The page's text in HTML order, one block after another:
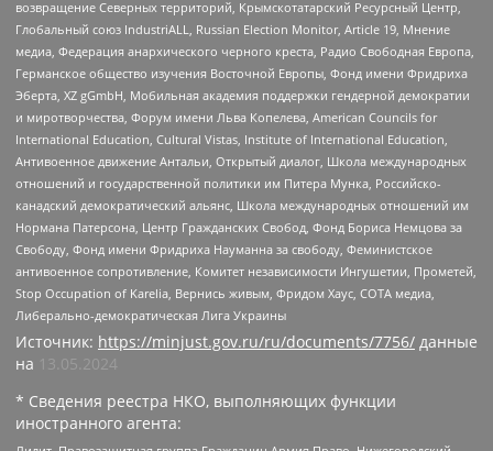
возвращение Северных территорий, Крымскотатарский Ресурсный Центр,
Глобальный союз IndustriALL, Russian Election Monitor, Article 19, Мнение
медиа, Федерация анархического черного креста, Радио Свободная Европа,
Германское общество изучения Восточной Европы, Фонд имени Фридриха
Эберта, XZ gGmbH, Мобильная академия поддержки гендерной демократии
и миротворчества, Форум имени Льва Копелева, American Councils for
International Education, Cultural Vistas, Institute of International Education,
Антивоенное движение Антальи, Открытый диалог, Школа международных
отношений и государственной политики им Питера Мунка, Российско-
канадский демократический альянс, Школа международных отношений им
Нормана Патерсона, Центр Гражданских Свобод, Фонд Бориса Немцова за
Свободу, Фонд имени Фридриха Науманна за свободу, Феминистское
антивоенное сопротивление, Комитет независимости Ингушетии, Прометей,
Stop Occupation of Karelia, Вернись живым, Фридом Хаус, СОТА медиа,
Либерально-демократическая Лига Украины
Источник: https://minjust.gov.ru/ru/documents/7756/ данные
на
13.05.2024
* Сведения реестра НКО, выполняющих функции
иностранного агента: